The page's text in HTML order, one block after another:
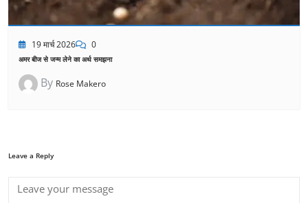
19 मार्च 2026 0
अमर बीज से जन्म लेने का अर्थ समझना
By Rose Makero
Leave a Reply